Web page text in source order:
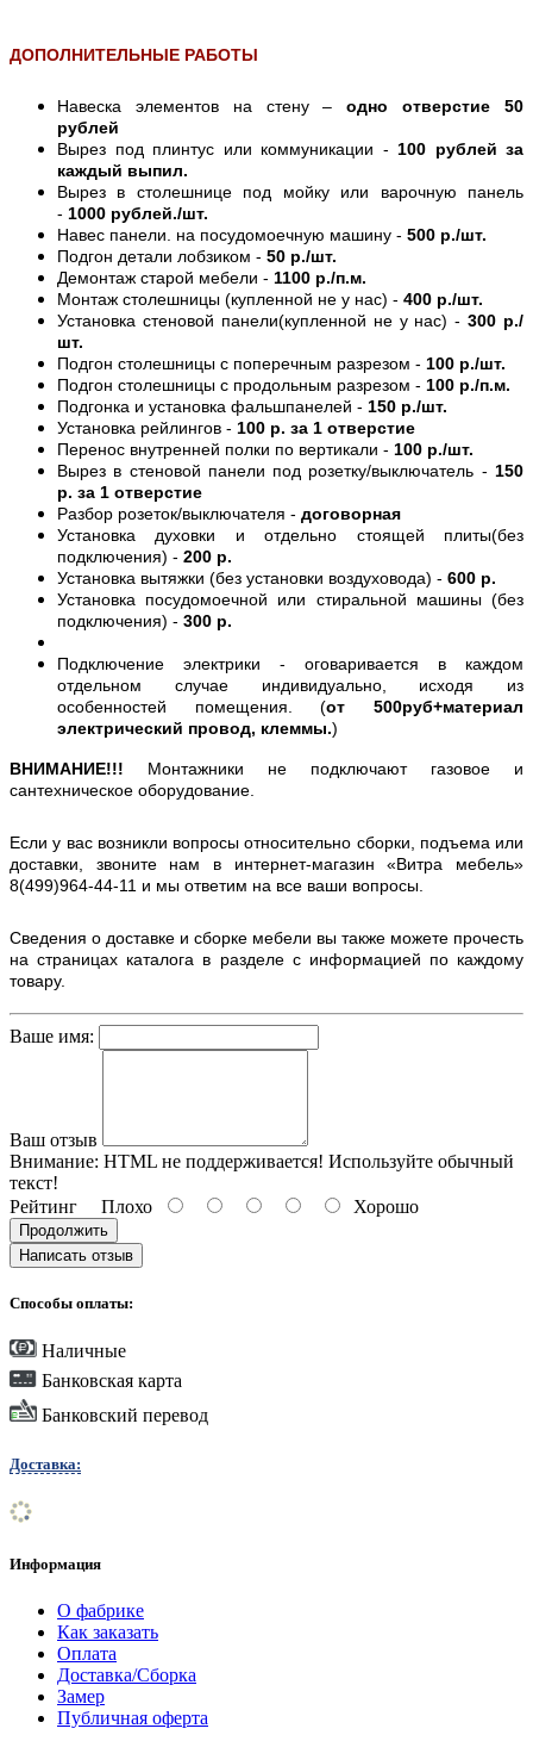
ДОПОЛНИТЕЛЬНЫЕ РАБОТЫ
Навеска элементов на стену –одно отверстие 50
рублей
Вырез под плинтус или коммуникации - 100 рублей за
каждый выпил.
Вырез в столешнице под мойку или варочную панель
- 1000 рублей./шт.
Навес панели. на посудомоечную машину - 500 р./шт.
Подгон детали лобзиком - 50 р./шт.
Демонтаж старой мебели - 1100 р./п.м.
Монтаж столешницы (купленной не у нас) - 400 р./шт.
Установка стеновой панели(купленной не у нас) -300 р./
шт.
Подгон столешницы с поперечным разрезом - 100 р./шт.
Подгон столешницы с продольным разрезом - 100 р./п.м.
Подгонка и установка фальшпанелей - 150 р./шт.
Установка рейлингов - 100 р. за 1 отверстие
Перенос внутренней полки по вертикали - 100 р./шт.
Вырез в стеновой панели под розетку/выключатель - 150
р. за 1 отверстие
Разбор розеток/выключателя - договорная
Установка духовки и отдельно стоящей плиты(без
подключения) - 200 р.
Установка вытяжки (без установки воздуховода) - 600 р.
Установка посудомоечной или стиральной машины (без
подключения) - 300 р.
Подключение электрики - оговаривается в каждом
отдельном случае индивидуально, исходя из
особенностей помещения. (от 500руб+материал
электрический провод, клеммы.)
ВНИМАНИЕ!!! Монтажники не подключают газовое и
сантехническое оборудование.
Если у вас возникли вопросы относительно сборки, подъема или
доставки, звоните нам в интернет-магазин «Витра мебель»
8(499)964-44-11 и мы ответим на все ваши вопросы.
Сведения о доставке и сборке мебели вы также можете прочесть
на страницах каталога в разделе с информацией по каждому
товару.
Ваше имя:
Ваш отзыв
Внимание: HTML не поддерживается! Используйте обычный
текст!
Рейтинг Плохо Хорошо
Продолжить
Написать отзыв
Способы оплаты:
Наличные
Банковская карта
Банковский перевод
Доставка:
Информация
О фабрике
Как заказать
Оплата
Доставка/Сборка
Замер
Публичная оферта